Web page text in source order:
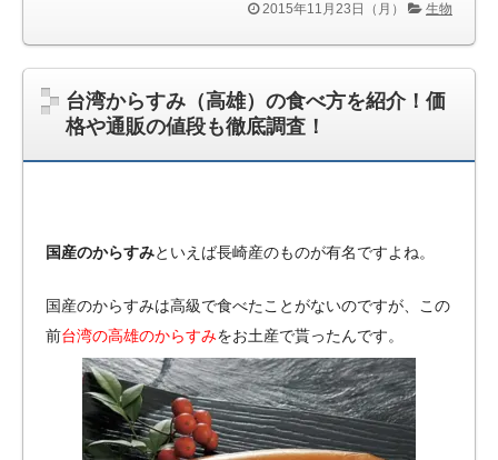
2015年11月23日（月） 生物
台湾からすみ（高雄）の食べ方を紹介！価
格や通販の値段も徹底調査！
国産のからすみといえば長崎産のものが有名ですよね。
国産のからすみは高級で食べたことがないのですが、この
前台湾の高雄のからすみをお土産で貰ったんです。